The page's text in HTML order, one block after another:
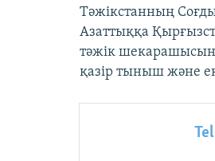
Тәжікстанның
Азаттыққа
тәжік шекарашысын
қазір тыныш және